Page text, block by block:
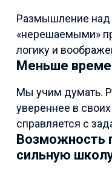
Размышление над
«нерешаемыми»
логику и
Меньше
Мы учим думать.
увереннее в
справляется с
Возможность
сильную